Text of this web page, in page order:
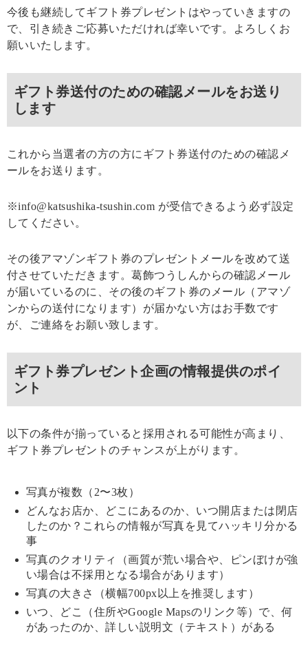
今後も継続してギフト券プレゼントはやっていきますの
で、引き続きご応募いただければ幸いです。よろしくお
願いいたします。
ギフト券送付のための確認メールをお送り
します
これから当選者の方の方にギフト券送付のための確認メ
ールをお送ります。
※info@katsushika-tsushin.com が受信できるよう必ず設定
してください。
その後アマゾンギフト券のプレゼントメールを改めて送
付させていただきます。葛飾つうしんからの確認メール
が届いているのに、その後のギフト券のメール（アマゾ
ンからの送付になります）が届かない方はお手数です
が、ご連絡をお願い致します。
ギフト券プレゼント企画の情報提供のポイ
ント
以下の条件が揃っていると採用される可能性が高まり、
ギフト券プレゼントのチャンスが上がります。
写真が複数（2〜3枚）
どんなお店か、どこにあるのか、いつ開店または閉店
したのか？これらの情報が写真を見てハッキリ分かる
事
写真のクオリティ（画質が荒い場合や、ピンぼけが強
い場合は不採用となる場合があります）
写真の大きさ（横幅700px以上を推奨します）
いつ、どこ（住所やGoogle Mapsのリンク等）で、何
があったのか、詳しい説明文（テキスト）がある